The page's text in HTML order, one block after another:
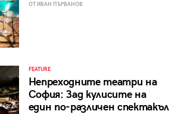
ОТ ИВАН ПЪРВАНОВ
FEATURE
Непреходните театри на
София: Зад кулисите на
един по-различен спектакъл